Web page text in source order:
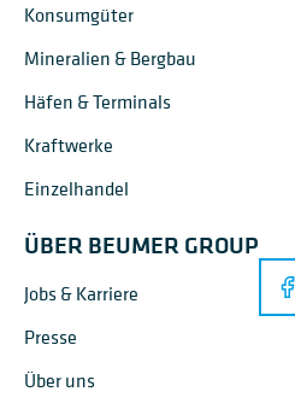
Konsumgüter
Mineralien & Bergbau
Häfen & Terminals
Kraftwerke
Einzelhandel
ÜBER BEUMER GROUP
Jobs & Karriere
Presse
Über uns